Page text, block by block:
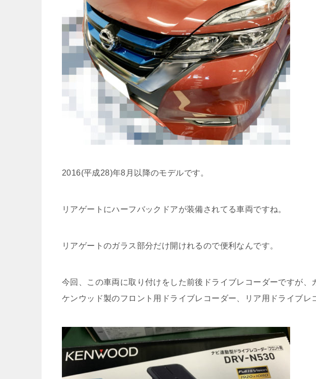
2016(平成28)年8月以降のモデルです。
リアゲートにハーフバックドアが装備されてる車両ですね。
リアゲートのガラス部分だけ開けれるので便利なんです。
今回、この車両に取り付けをした前後ドライブレコーダーですが、
ケンウッド製のフロント用ドライブレコーダー、リア用ドライブレ